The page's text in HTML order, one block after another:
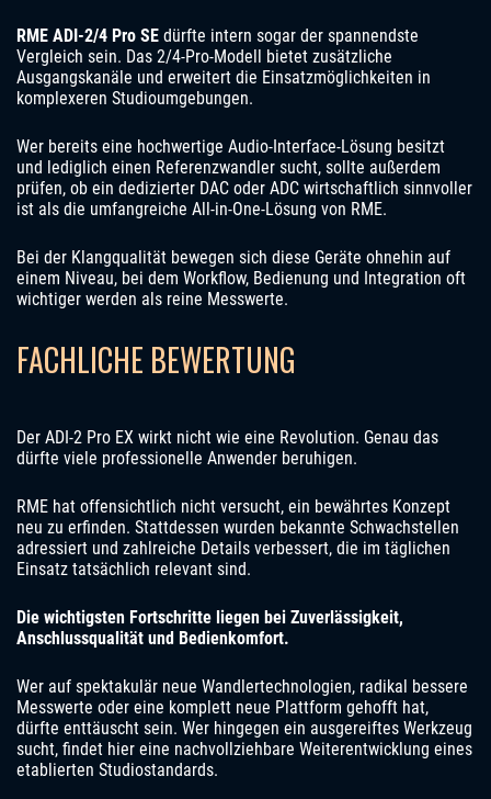
RME ADI-2/4 Pro SE dürfte intern sogar der spannendste
Vergleich sein. Das 2/4-Pro-Modell bietet zusätzliche
Ausgangskanäle und erweitert die Einsatzmöglichkeiten in
komplexeren Studioumgebungen.
Wer bereits eine hochwertige Audio-Interface-Lösung besitzt
und lediglich einen Referenzwandler sucht, sollte außerdem
prüfen, ob ein dedizierter DAC oder ADC wirtschaftlich sinnvoller
ist als die umfangreiche All-in-One-Lösung von RME.
Bei der Klangqualität bewegen sich diese Geräte ohnehin auf
einem Niveau, bei dem Workflow, Bedienung und Integration oft
wichtiger werden als reine Messwerte.
FACHLICHE BEWERTUNG
Der ADI-2 Pro EX wirkt nicht wie eine Revolution. Genau das
dürfte viele professionelle Anwender beruhigen.
RME hat offensichtlich nicht versucht, ein bewährtes Konzept
neu zu erfinden. Stattdessen wurden bekannte Schwachstellen
adressiert und zahlreiche Details verbessert, die im täglichen
Einsatz tatsächlich relevant sind.
Die wichtigsten Fortschritte liegen bei Zuverlässigkeit,
Anschlussqualität und Bedienkomfort.
Wer auf spektakulär neue Wandlertechnologien, radikal bessere
Messwerte oder eine komplett neue Plattform gehofft hat,
dürfte enttäuscht sein. Wer hingegen ein ausgereiftes Werkzeug
sucht, findet hier eine nachvollziehbare Weiterentwicklung eines
etablierten Studiostandards.